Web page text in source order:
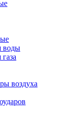
воды
воздуха